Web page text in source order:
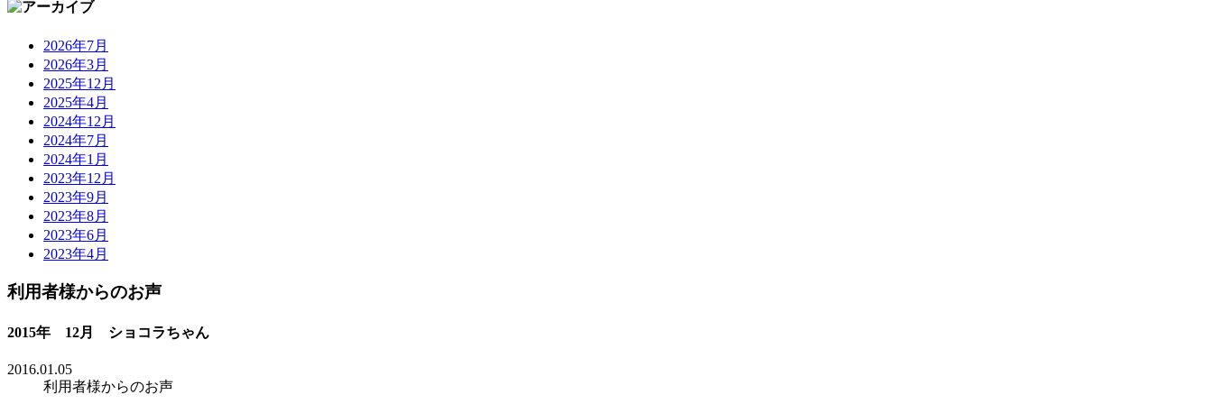
2026年7月
2026年3月
2025年12月
2025年4月
2024年12月
2024年7月
2024年1月
2023年12月
2023年9月
2023年8月
2023年6月
2023年4月
利用者様からのお声
2015年 12月 ショコラちゃん
2016.01.05
利用者様からのお声